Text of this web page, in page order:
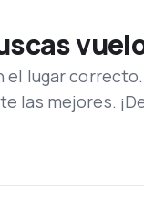
el lugar
las mejores.